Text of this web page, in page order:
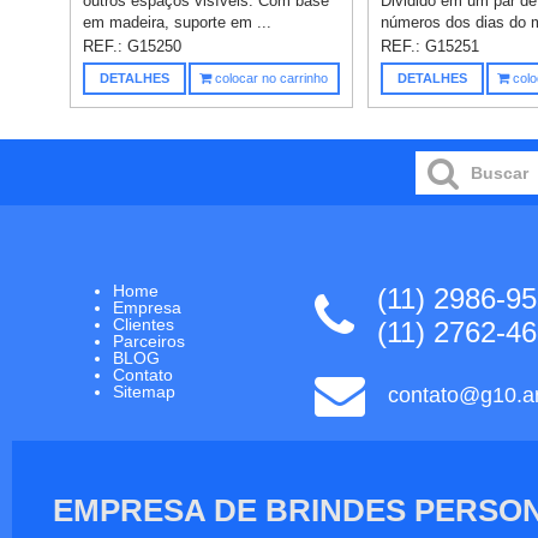
em madeira, suporte em ...
REF.:G15250
DETALHES colocar no carrinho
números dos dias do
REF.:G15251
DETALHES
Home
Empresa
Clientes
Parceiros
BLOG
Contato
Sitemap
(11) 2986-
(11) 2762-
EMPRESA DE BRINDES